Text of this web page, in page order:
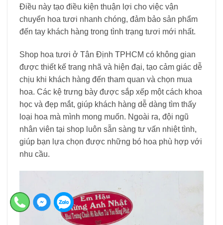
Điều này tạo điều kiện thuận lợi cho việc vận
chuyển hoa tươi nhanh chóng, đảm bảo sản phẩm
đến tay khách hàng trong tình trạng tươi mới nhất.
Shop hoa tươi ở Tân Định TPHCM có không gian
được thiết kế trang nhã và hiện đại, tạo cảm giác dễ
chịu khi khách hàng đến tham quan và chọn mua
hoa. Các kệ trưng bày được sắp xếp một cách khoa
học và đẹp mắt, giúp khách hàng dễ dàng tìm thấy
loại hoa mà mình mong muốn. Ngoài ra, đội ngũ
nhân viên tại shop luôn sẵn sàng tư vấn nhiệt tình,
giúp bạn lựa chọn được những bó hoa phù hợp với
nhu cầu.